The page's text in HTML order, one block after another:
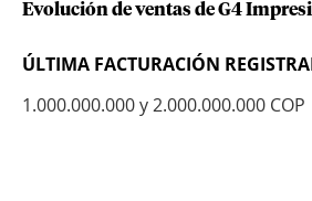
Evolución de ventas de G4
ÚLTIMA FACTURACIÓN
1.000.000.000 y 2.000.000.000 COP